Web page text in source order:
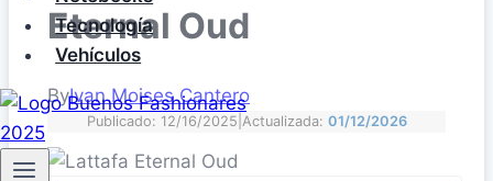
Tecnología
Vehículos
Eternal Oud
ByIvan Moises Cantero
Publicado: 12/16/2025 Actualizada: 01/12/2026